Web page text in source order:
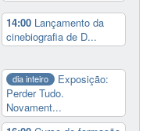
14:00 Lançamento da
cinebiografia de D...
dia inteiro
Exposição:
Perder Tudo.
Novament...